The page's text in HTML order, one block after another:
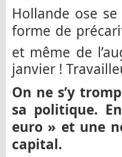
Hollande ose
forme de
et même de
janvier !
On ne s’y
sa politique.
euro » et une
capital.